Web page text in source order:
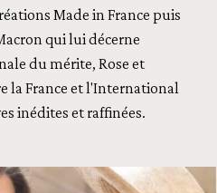
Made in France puis
qui lui décerne
du mérite, Rose et
la France et l'International
inédites et raffinées.